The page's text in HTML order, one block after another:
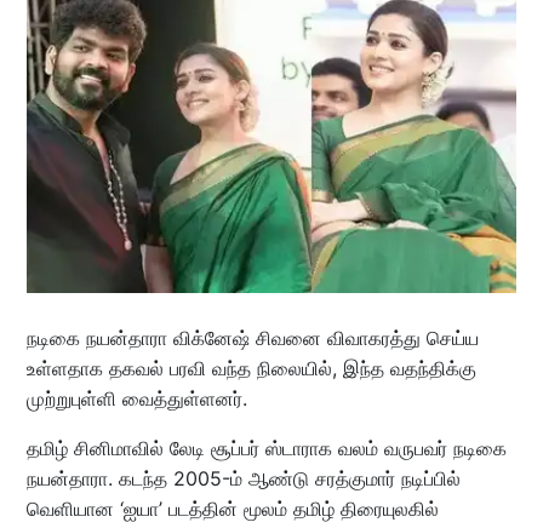
நடிகை நயன்தாரா விக்னேஷ் சிவனை விவாகரத்து செய்ய
உள்ளதாக தகவல் பரவி வந்த நிலையில், இந்த வதந்திக்கு
முற்றுபுள்ளி வைத்துள்ளனர்.
தமிழ் சினிமாவில் லேடி சூப்பர் ஸ்டாராக வலம் வருபவர் நடிகை
நயன்தாரா. கடந்த 2005-ம் ஆண்டு சரத்குமார் நடிப்பில்
வெளியான ‘ஐயா’ படத்தின் மூலம் தமிழ் திரையுலகில்